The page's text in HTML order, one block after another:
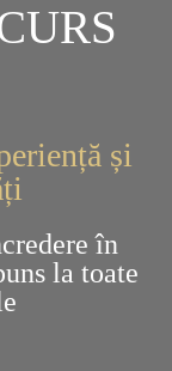
și
în
la toate